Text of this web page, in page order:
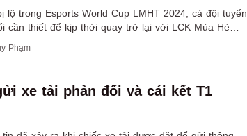
lộ trong Esports World Cup LMHT 2024, cả đội tuyển
cần thiết để kịp thời quay trở lại với LCK Mùa Hè
Phạm
xe tải phản đối và cái kết T1